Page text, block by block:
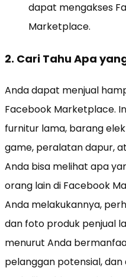
dapat mengakses
Marketplace.
2. Cari Tahu Apa
Anda dapat menjual
Facebook Marketplace.
furnitur lama, barang
game, peralatan dapur,
Anda bisa melihat apa
orang lain di Facebook
Anda melakukannya,
dan foto produk penjual
menurut Anda
pelanggan potensial,